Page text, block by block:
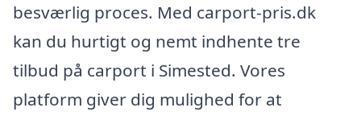
besværlig proces. Med carport-pris.dk
kan du hurtigt og nemt indhente tre
tilbud på carport i Simested. Vores
platform giver dig mulighed for at